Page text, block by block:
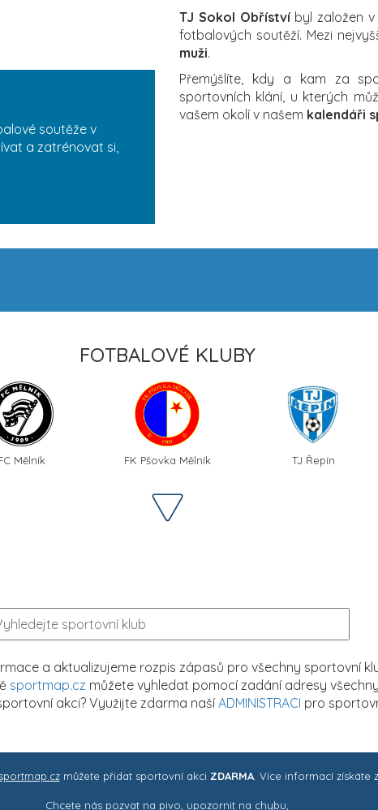
soutěže v
a zatrénovat si,
TJ Sokol Obřístvíbyl založen v
fotbalových soutěží. Mezi
muži.
Přemýšlíte, kdy a kam za
sportovních klání, u kterých
vašem okolí v našem kalendáři
FOTBALOVÉ KLUBY
Mělník FK Pšovka Mělník TJ Řepín
a aktualizujeme rozpis zápasů pro všechny sportovní
sportmap.cz můžete vyhledat pomocí zadání adresy
akci? Využijte zdarma našíADMINISTRACI pro
sportmap.czmůžete přidat sportovní akci ZDARMA. Více informací získáte
Chcete nás pozvat na pivo, upozornit na chybu,